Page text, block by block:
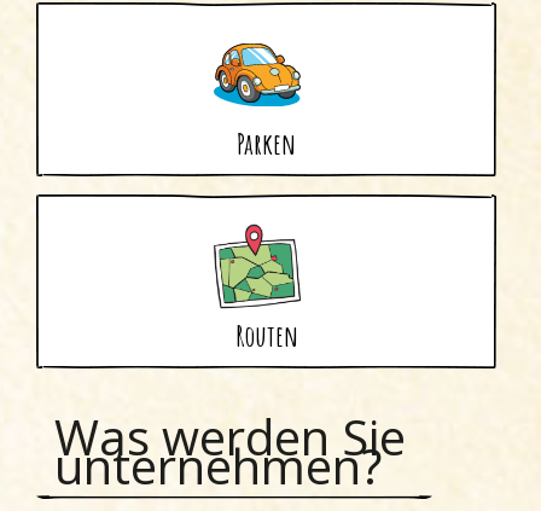
Parken
Routen
Was werden Sie
unternehmen?